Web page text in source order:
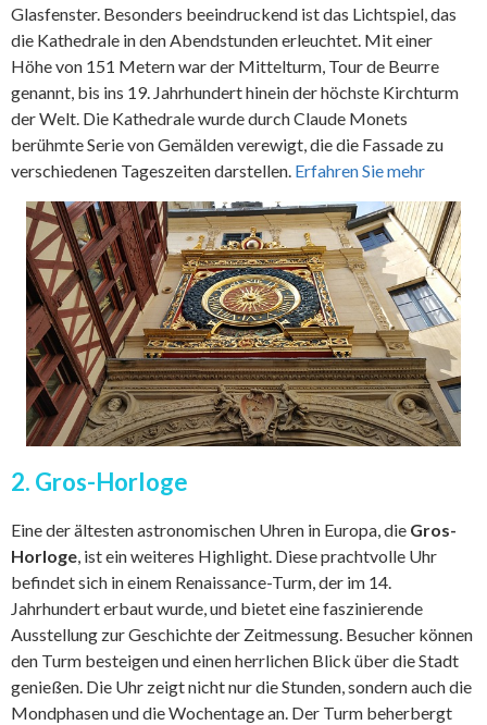
Glasfenster. Besonders beeindruckend ist das Lichtspiel, das
die Kathedrale in den Abendstunden erleuchtet. Mit einer
Höhe von 151 Metern war der Mittelturm, Tour de Beurre
genannt, bis ins 19. Jahrhundert hinein der höchste Kirchturm
der Welt. Die Kathedrale wurde durch Claude Monets
berühmte Serie von Gemälden verewigt, die die Fassade zu
verschiedenen Tageszeiten darstellen. Erfahren Sie mehr
2. Gros-Horloge
Eine der ältesten astronomischen Uhren in Europa, die Gros-
Horloge, ist ein weiteres Highlight. Diese prachtvolle Uhr
befindet sich in einem Renaissance-Turm, der im 14.
Jahrhundert erbaut wurde, und bietet eine faszinierende
Ausstellung zur Geschichte der Zeitmessung. Besucher können
den Turm besteigen und einen herrlichen Blick über die Stadt
genießen. Die Uhr zeigt nicht nur die Stunden, sondern auch die
Mondphasen und die Wochentage an. Der Turm beherbergt